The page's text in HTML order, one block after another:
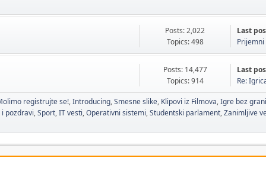
Posts: 2,022
Topics: 498
Last
Posts: 14,477
Topics: 914
Last
Re:
registrujte se! Introducing Smesne slike Klipovi iz Filmova Igre bez
pozdravi Sport IT vesti Operativni sistemi Studentski parlament Zanimljive